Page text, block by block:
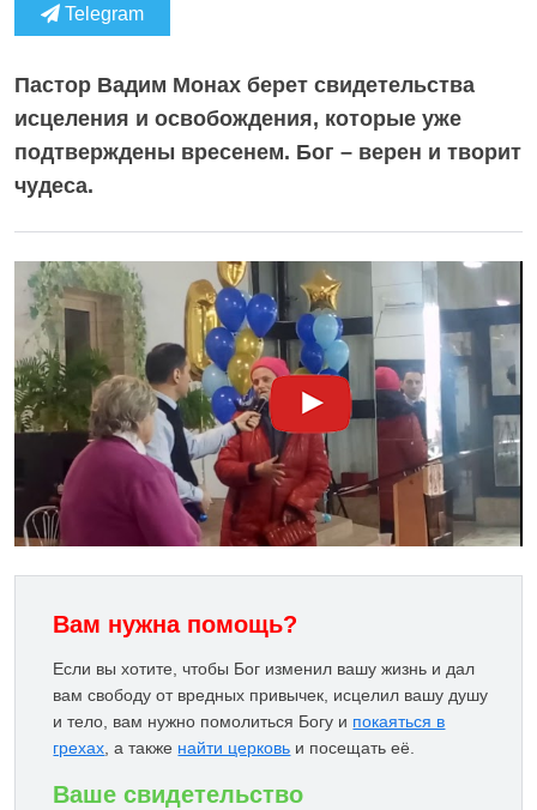
Telegram
Пастор Вадим Монах берет свидетельства
исцеления и освобождения, которые уже
подтверждены вресенем. Бог – верен и творит
чудеса.
Вам нужна помощь?
Если вы хотите, чтобы Бог изменил вашу жизнь и дал
вам свободу от вредных привычек, исцелил вашу душу
и тело, вам нужно помолиться Богу и покаяться в
грехах, а также найти церковь и посещать её.
Ваше свидетельство